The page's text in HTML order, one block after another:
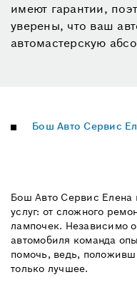
имеют гарантии,
уверены, что ваш
автомастерскую
Бош Авто Сервис
Бош Авто Сервис Елена
услуг: от сложного
лампочек. Независимо
автомобиля команда
помочь, ведь,
только лучшее.